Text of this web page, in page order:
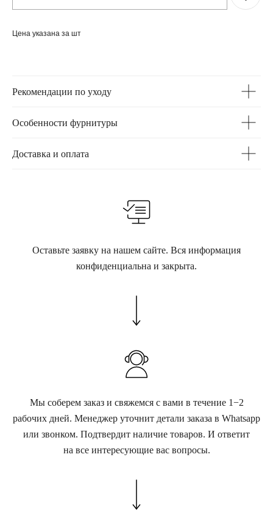
Цена указана за шт
Рекомендации по уходу
Особенности фурнитуры
Доставка и оплата
Оставьте заявку на нашем сайте. Вся информация
конфиденциальна и закрыта.
Мы соберем заказ и свяжемся с вами в течение 1−2
рабочих дней. Менеджер уточнит детали заказа в Whatsapp
или звонком. Подтвердит наличие товаров. И ответит
на все интересующие вас вопросы.